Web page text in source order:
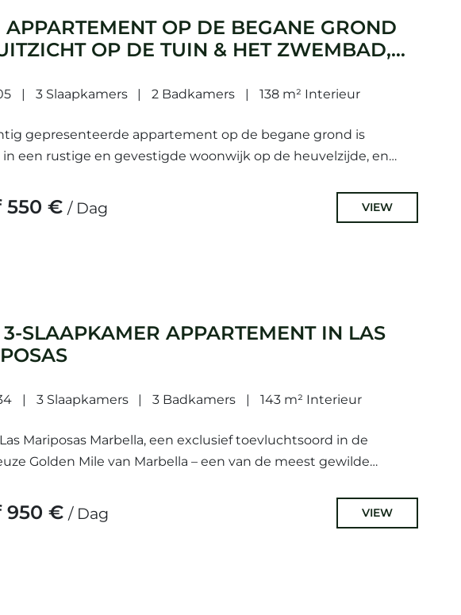
APPARTEMENT OP DE BEGANE GROND
OP DE TUIN & HET ZWEMBAD,
3 Slaapkamers 2 Badkamers 138 m² Interieur
gepresenteerde appartement op de begane grond is
een rustige en gevestigde woonwijk op de heuvelzijde, en
550 € / Dag VIEW
3-SLAAPKAMER APPARTEMENT IN LAS
3 Slaapkamers 3 Badkamers 143 m² Interieur
Mariposas Marbella, een exclusief toevluchtsoord in de
Golden Mile van Marbella – een van de meest gewilde
950 € / Dag VIEW